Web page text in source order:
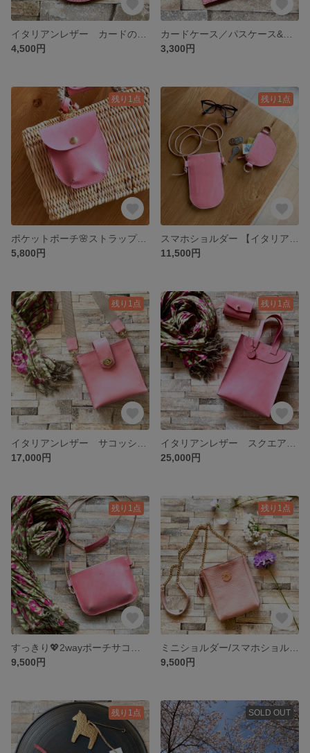
4,500円
3,300円
残り1点
ポケットポーチ🌸ストラップ付き シビラリスシオ/さくら
5,800円
残り1点
11,500円
残り1点
17,000円
残り1点
25,000円
残り1点
9,500円
残り1点
9,500円
残り1点 SOLD OUT